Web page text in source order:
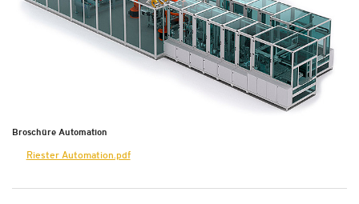
Broschüre Automation
Riester Automation.pdf